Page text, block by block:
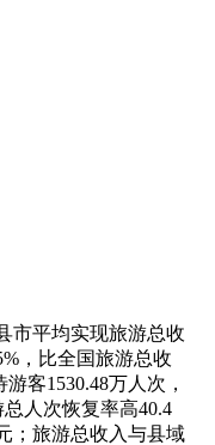
市平均实现旅游总收
，比全国旅游总收
客1530.48万人次，
人次恢复率高40.4
；旅游总收入与县域